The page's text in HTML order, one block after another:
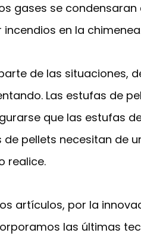
gases se
en la
de las situaciones,
Las estufas de
que las estufas
pellets necesitan de
realice.
artículos, por la
las últimas